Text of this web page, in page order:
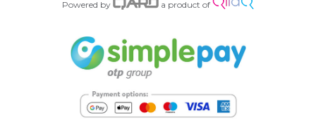
Powered by a product of